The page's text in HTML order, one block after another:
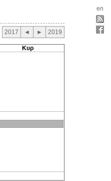
en
2017 ◄ ► 2019
Κυρ